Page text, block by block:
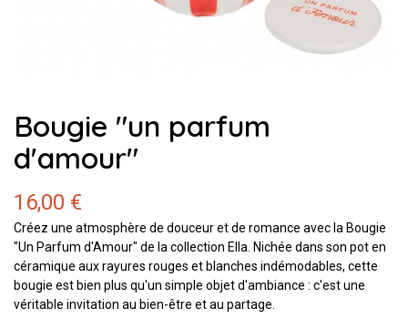
Bougie "un parfum
d'amour"
16,00 €
Créez une atmosphère de douceur et de romance avec la Bougie
"Un Parfum d'Amour" de la collection Ella. Nichée dans son pot en
céramique aux rayures rouges et blanches indémodables, cette
bougie est bien plus qu'un simple objet d'ambiance : c'est une
véritable invitation au bien-être et au partage.